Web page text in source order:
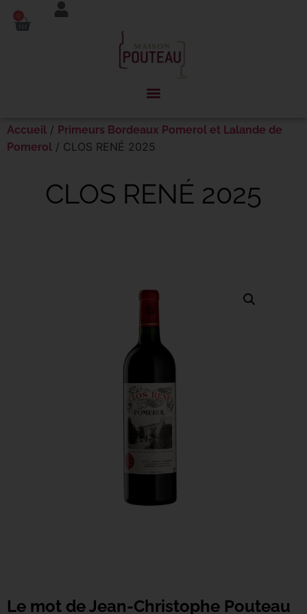
0
Accueil / Primeurs Bordeaux Pomerol et Lalande de
Pomerol / CLOS RENÉ 2025
CLOS RENÉ 2025
Le mot de Jean-Christophe Pouteau
Panneau de gestion des cookies